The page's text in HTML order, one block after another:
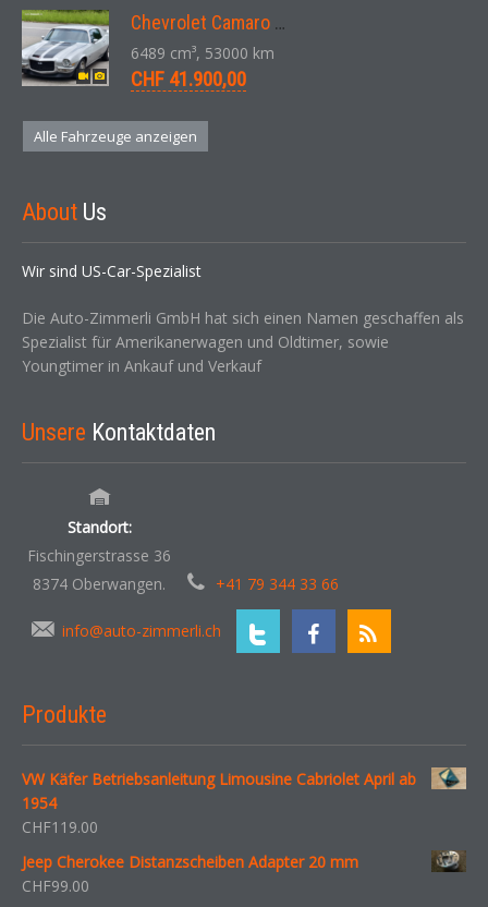
Chevrolet Camaro SS 396 LS3 Coupe Aut. 1971
6489 cm³, 53000 km
CHF 41.900,00
Alle Fahrzeuge anzeigen
About Us
Wir sind US-Car-Spezialist
Die Auto-Zimmerli GmbH hat sich einen Namen geschaffen als
Spezialist für Amerikanerwagen und Oldtimer, sowie
Youngtimer in Ankauf und Verkauf
Unsere Kontaktdaten
Standort:
Fischingerstrasse 36
8374 Oberwangen.
+41 79 344 33 66
info@auto-zimmerli.ch
Produkte
VW Käfer Betriebsanleitung Limousine Cabriolet April ab
1954
CHF119.00
Jeep Cherokee Distanzscheiben Adapter 20 mm
CHF99.00